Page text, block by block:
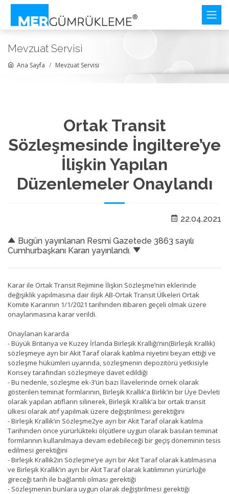
Mevzuat Servisi
Ana Sayfa Mevzuat Servisi
Ortak Transit
Sözleşmesinde İngiltere’ye
İlişkin Yapılan
Düzenlemeler Onaylandı
22.04.2021
Bugün yayınlanan Resmi Gazetede 3863 sayılı
Cumhurbaşkanı Kararı yayınlandı.
Karar ile Ortak Transit Rejimine İlişkin Sözleşme’nin eklerinde
değişiklik yapılmasına dair ilişik AB-Ortak Transit Ülkeleri Ortak
Komite Kararının 1/1/2021 tarihinden itibaren geçeli olmak üzere
onaylanmasına karar verildi.
Onaylanan kararda
- Büyük Britanya ve Kuzey İrlanda Birleşik Krallığı’nın(Birleşik Krallık)
sözleşmeye ayrı bir Akit Taraf olarak katılma niyetini beyan ettiği ve
sözleşme hükümleri uyarında, sözleşmenin depozitörü yetkisiyle
Konsey tarafından sözleşmeye davet edildiği
- Bu nedenle, sözleşme ek-3’ün bazı İlavelerinde örnek olarak
gösterilen teminat formlarının, Birleşik Krallık’a Birlik’in bir Üye Devleti
olarak yapılan atıfların silinerek, Birleşik Krallık’a bir ortak transit
ülkesi olarak atıf yapılmak üzere değiştirilmesi gerektiğini
- Birleşik Krallık’ın Sözleşme2ye ayrı bir Akit Taraf olarak katılma
Tarihinden önce yürürlükteki ölçütlere uygun olarak basılan teminat
formlarının kullanılmaya devam edebileceği bir geçiş döneminin tesis
edilmesi gerektiğini
- Birleşik Krallık2ın Sözleşme’ye ayrı bir Akit Taraf olarak katılmasına
ve Birleşik Krallık’ın ayrı bir Akit Taraf olarak katılımının yürürlüğe
gireceği tarih ile bağlantılı olması gerektiği
- Sözleşmenin bunlara uygun olarak değiştirilmesi gerektiği